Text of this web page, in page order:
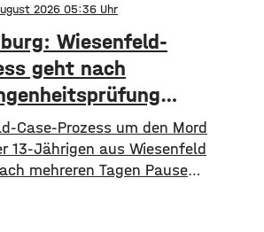
2026 05:36
Wiesenfeld-
geht nach
Case-Prozess um den Mord
13-Jährigen aus Wiesenfeld
mehreren Tagen Pause